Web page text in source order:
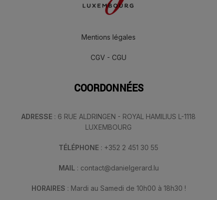
Mentions légales
CGV - CGU
COORDONNÉES
ADRESSE : 6 RUE ALDRINGEN - ROYAL HAMILIUS L-1118
LUXEMBOURG
TÉLÉPHONE : +352 2 451 30 55
MAIL : contact@danielgerard.lu
HORAIRES : Mardi au Samedi de 10h00 à 18h30 !